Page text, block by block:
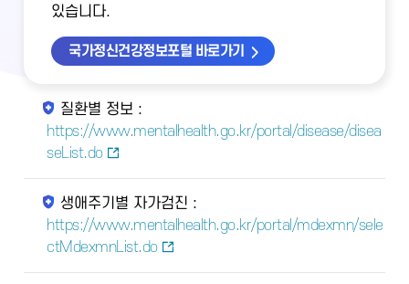
있습니다.
국가정신건강정보포털 바로가기
질환별 정보 :
https://www.mentalhealth.go.kr/portal/disease/disea
seList.do
생애주기별 자가검진 :
https://www.mentalhealth.go.kr/portal/mdexmn/sele
ctMdexmnList.do